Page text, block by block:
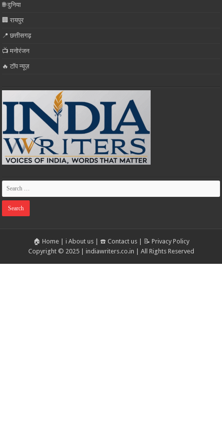
🌐 दुनिया
🏢 रायपुर
📍 छत्तीसगढ़
📺 मनोरंजन
🔥 टॉप न्यूज़
🏠 Home| ℹ️ About us| ☎️ Contact us| 📝 Privacy Policy
Copyright © 2025 | indiawriters.co.in | All Rights Reserved